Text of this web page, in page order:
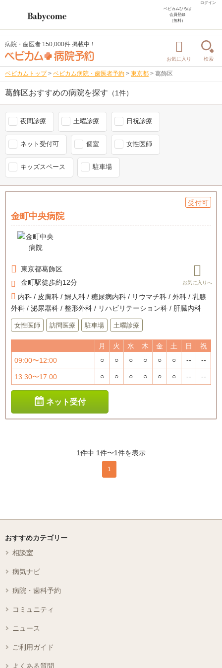
ログイン
ベビカムひろば
会員登録
（無料）
病院・歯医者 150,000件 掲載中！
お気に入り 検索
ベビカムトップ > ベビカム病院・歯医者予約 > 東京都 > 葛飾区
葛飾区おすすめの病院を探す （1件）
夜間診療 土曜診療 日祝診療
ネット受付可 個室 女性医師
キッズスペース 駐車場
受付可
金町中央病院
東京都葛飾区
金町駅徒歩約12分
内科 / 皮膚科 / 婦人科 / 糖尿病内科 / リウマチ科 / 外科 / 乳腺
外科 / 泌尿器科 / 整形外科 / リハビリテーション科 / 肝臓内科
女性医師 訪問医療 駐車場 土曜診療
月 火 水 木 金 土 日
祝
09:00〜12:00
○ ○ ○ ○ ○ ○ -- --
13:30〜17:00 ○ ○ ○ ○ ○ ○ -- --
ネット受付
1件中 1件〜1件を表示
1
おすすめカテゴリー
相談室
病気ナビ
病院・歯科予約
コミュニティ
ニュース
ご利用ガイド
よくある質問